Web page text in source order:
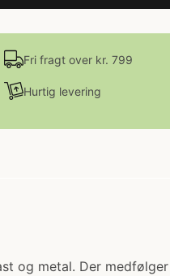
Fri fragt over kr. 799
Hurtig levering
og metal. Der